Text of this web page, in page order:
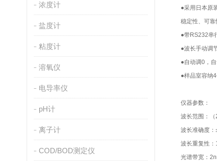
浓度计
盐度计
粘度计
溶氧仪
电导率仪
pH计
离子计
COD/BOD测定仪
●采用日本原
稳定性、可靠
●带RS232串
●波长手动调
●自动调0，
●样品室容纳
仪器参数：
波长范围：
波长准确度
波长重复性：
光谱带宽：